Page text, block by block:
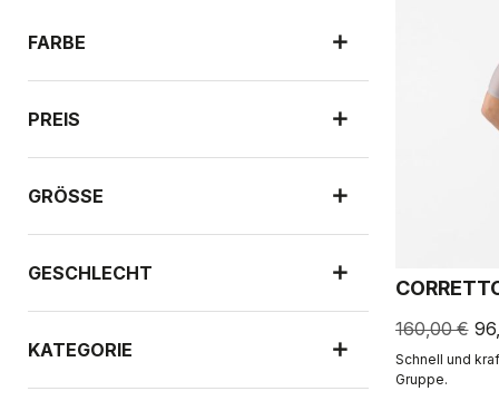
FARBE
PREIS
GRÖSSE
GESCHLECHT
KATEGORIE
160,00 €
Schnell und
Gruppe.